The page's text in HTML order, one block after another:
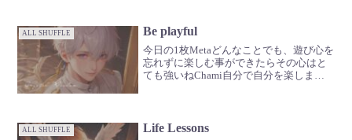
ALL SHUFFLE Be playful
今日の1枚Metaどんなことでも、遊び心を
忘れずに楽しむ事ができたらその心はと
ても強いねChami自分で自分を楽しませ
みをさG...
ALL SHUFFLE Life Lessons